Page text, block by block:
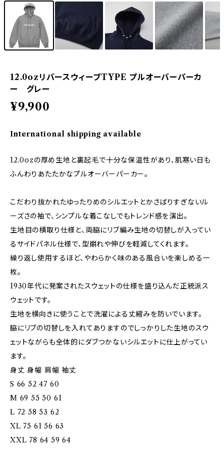
12.0ozリバースウィーブTYPE プルオーバーパーカ
ー グレー
¥9,900
International shipping available
12.0ozの厚め生地と裏起毛で十分な保温性があり、肌寒い日も
ふんわりあたたかなプルオーバーパーカー。
こだわり抜かれたゆったりめのシルエットとかさばりすぎないル
ーズさの袖で、シンプルな着こなしでもトレンド感を演出。
生地目の横取り仕様と、両脇にリブ編み生地の切替しが入ってい
るサイドパネル仕様で、型崩れや伸びを軽減してくれます。
繰り返し使用するほど、やわらかく味のある風合いを楽しめる一
枚。
1930年代に発案されたスウェットの仕様を盛り込んだ正統派ス
ウェットです。
生地を横向きに使うことで洗濯による丈縮みを防いでいます。
脇にリブの切替しを入れてありますのでしっかりした生地のスウ
ェットながらも全体的にダブつかないシルエットに仕上がってい
ます。
身丈 身幅 肩幅 袖丈
S 66 52 47 60
M 69 55 50 61
L 72 58 53 62
XL 75 61 56 63
XXL 78 64 59 64